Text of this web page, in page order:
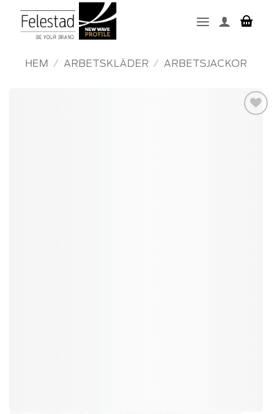
content
HEM / ARBETSKLÄDER / ARBETSJACKOR